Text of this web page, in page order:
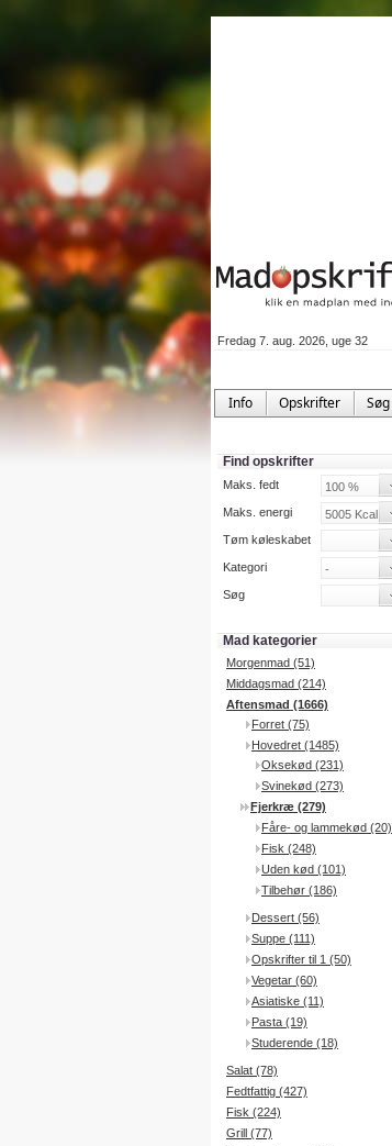
Fredag 7. aug. 2026, uge 32
Info Opskrifter Søg
Find opskrifter
Maks. fedt
Maks. energi
Tøm køleskabet
Kategori
Søg
Mad kategorier
Morgenmad (51)
Middagsmad (214)
Aftensmad (1666)
Forret (75)
Hovedret (1485)
Oksekød (231)
Svinekød (273)
Fjerkræ (279)
Fåre- og lammekød (20)
Fisk (248)
Uden kød (101)
Tilbehør (186)
Dessert (56)
Suppe (111)
Opskrifter til 1 (50)
Vegetar (60)
Asiatiske (11)
Pasta (19)
Studerende (18)
Salat (78)
Fedtfattig (427)
Fisk (224)
Grill (77)